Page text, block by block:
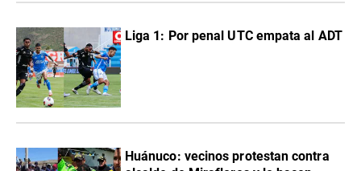
Liga 1: Por penal UTC empata al ADT
Huánuco: vecinos protestan contra